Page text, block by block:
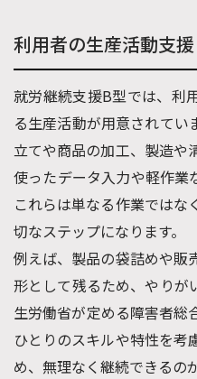
利用者の生産活動支援
就労継続支援B型では、利
る生産活動が用意されてい
立てや商品の加工、製造や
使ったデータ入力や軽作業
これらは単なる作業ではな
切なステップになります。
例えば、製品の袋詰めや販
形として残るため、やりが
生労働省が定める障害者総
ひとりのスキルや特性を考
め、無理なく継続できるの